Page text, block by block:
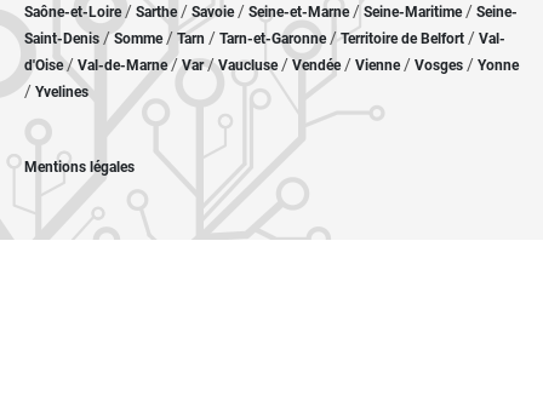
Saône-et-Loire/ Sarthe/ Savoie/ Seine-et-Marne/ Seine-Maritime/ Seine-
Saint-Denis /Somme/ Tarn / Tarn-et-Garonne/Territoire de Belfort / Val-
d'Oise/ Val-de-Marne/Var/Vaucluse/ Vendée/ Vienne/ Vosges / Yonne
/ Yvelines
Mentions légales